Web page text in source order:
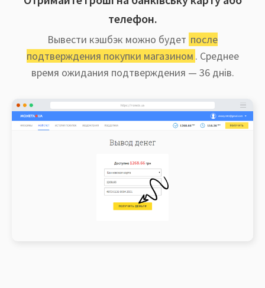
телефон.
Вывести кэшбэк можно будет после
подтверждения покупки магазином . Среднее
время ожидания подтверждения — 36 днів.